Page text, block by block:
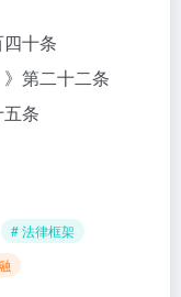
十条
第二十二条
条
# 法律框架